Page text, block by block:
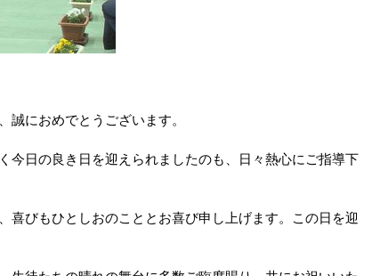
におめでとうございます。
今日の良き日を迎えられましたのも、日々熱心にご指導下
びもひとしおのこととお喜び申し上げます。この日を迎